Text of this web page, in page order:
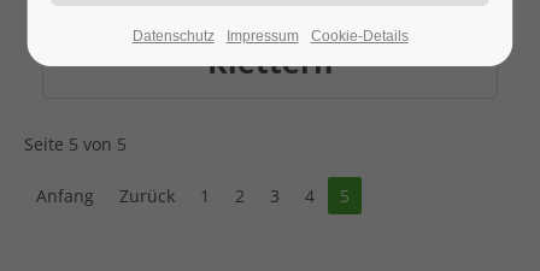
Frängische Schweiz -
Klettern
Seite 5 von 5
Anfang Zurück 1 2 3 4 5
Datenschutz Impressum Cookie-Details